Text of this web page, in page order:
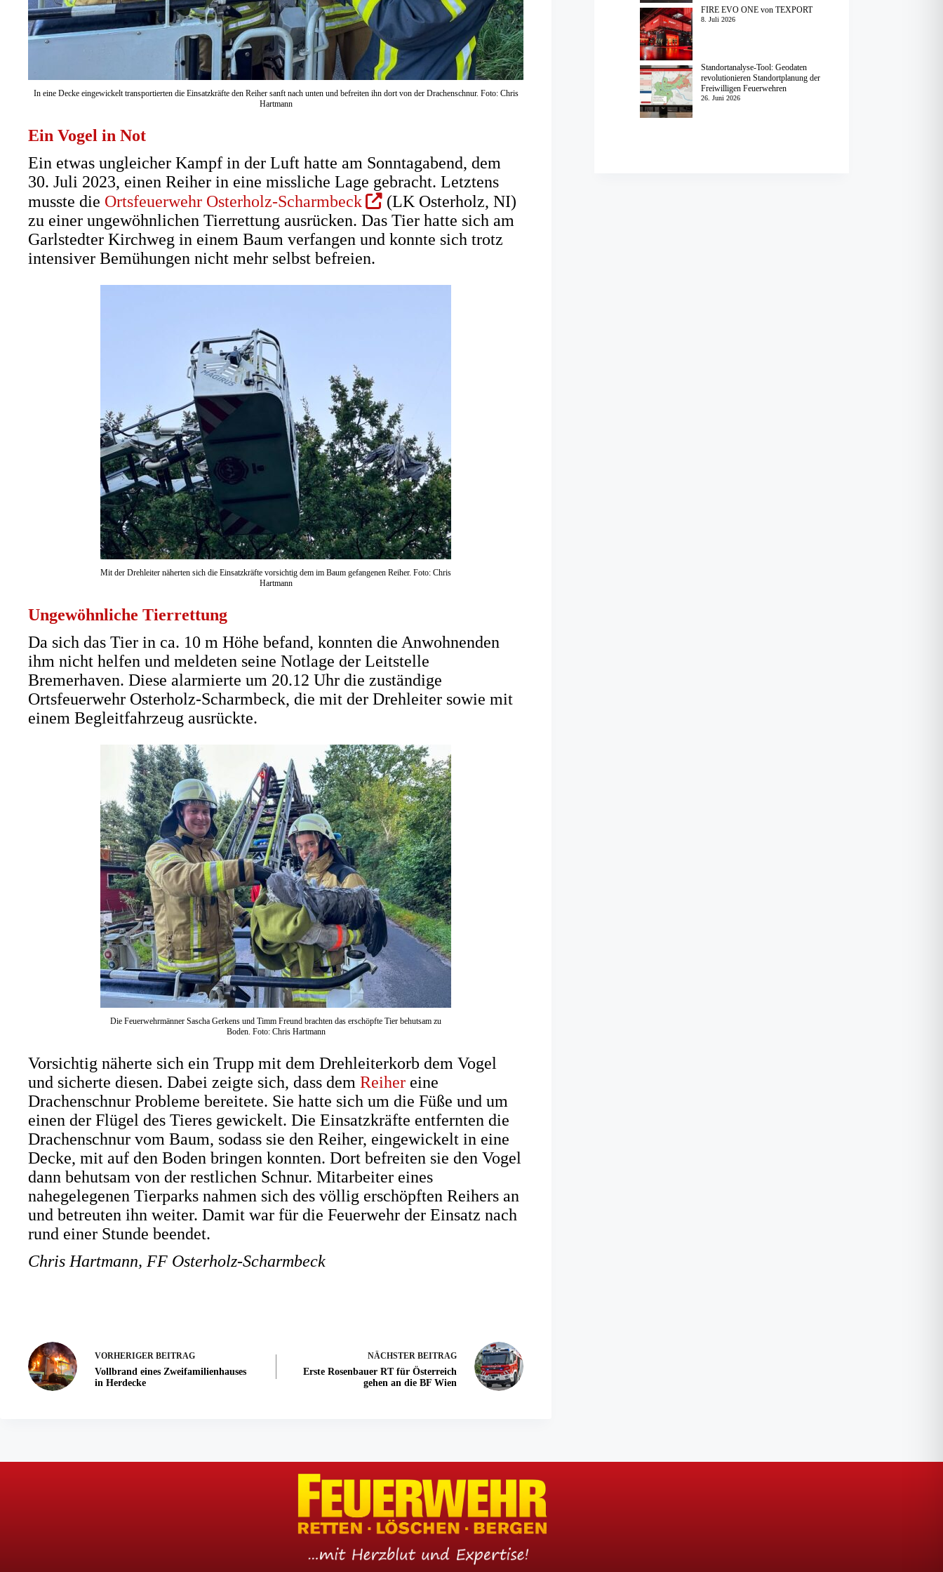
In eine Decke eingewickelt transportierten die Einsatzkräfte den Reiher sanft nach unten und befreiten ihn dort von der Drachenschnur. Foto: Chris
Hartmann
Ein Vogel in Not
Ein etwas ungleicher Kampf in der Luft hatte am Sonntagabend, dem
30. Juli 2023, einen Reiher in eine missliche Lage gebracht. Letztens
musste die Ortsfeuerwehr Osterholz-Scharmbeck(Öffnet
in
einem
neuen
(LK Osterholz, NI)
zu einer ungewöhnlichen Tierrettung ausrücken. Das Tier hatte sich am
Garlstedter Kirchweg in einem Baum verfangen und konnte sich trotz
intensiver Bemühungen nicht mehr selbst befreien.
Mit der Drehleiter näherten sich die Einsatzkräfte vorsichtig dem im Baum gefangenen Reiher. Foto: Chris
Hartmann
Ungewöhnliche Tierrettung
Da sich das Tier in ca. 10 m Höhe befand, konnten die Anwohnenden
ihm nicht helfen und meldeten seine Notlage der Leitstelle
Bremerhaven. Diese alarmierte um 20.12 Uhr die zuständige
Ortsfeuerwehr Osterholz-Scharmbeck, die mit der Drehleiter sowie mit
einem Begleitfahrzeug ausrückte.
Die Feuerwehrmänner Sascha Gerkens und Timm Freund brachten das erschöpfte Tier behutsam zu
Boden. Foto: Chris Hartmann
Vorsichtig näherte sich ein Trupp mit dem Drehleiterkorb dem Vogel
und sicherte diesen. Dabei zeigte sich, dass dem Reiher eine
Drachenschnur Probleme bereitete. Sie hatte sich um die Füße und um
einen der Flügel des Tieres gewickelt. Die Einsatzkräfte entfernten die
Drachenschnur vom Baum, sodass sie den Reiher, eingewickelt in eine
Decke, mit auf den Boden bringen konnten. Dort befreiten sie den Vogel
dann behutsam von der restlichen Schnur. Mitarbeiter eines
nahegelegenen Tierparks nahmen sich des völlig erschöpften Reihers an
und betreuten ihn weiter. Damit war für die Feuerwehr der Einsatz nach
rund einer Stunde beendet.
Chris Hartmann, FF Osterholz-Scharmbeck
VORHERIGER BEITRAG
Vollbrand eines Zweifamilienhauses
in Herdecke
NÄCHSTERBEITRAG
Erste Rosenbauer RT für Österreich
gehen an die BF Wien
FIRE EVO ONE von TEXPORT
8. Juli 2026
Standortanalyse-Tool: Geodaten
revolutionieren Standortplanung der
Freiwilligen Feuerwehren
26. Juni 2026